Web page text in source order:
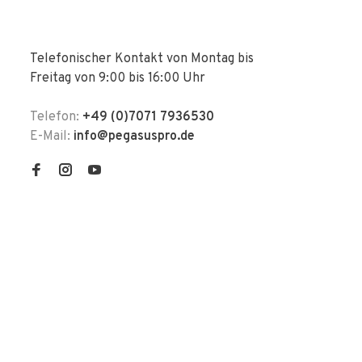
Telefonischer Kontakt von Montag bis
Freitag von 9:00 bis 16:00 Uhr
Telefon: +49 (0)7071 7936530
E-Mail: info@pegasuspro.de